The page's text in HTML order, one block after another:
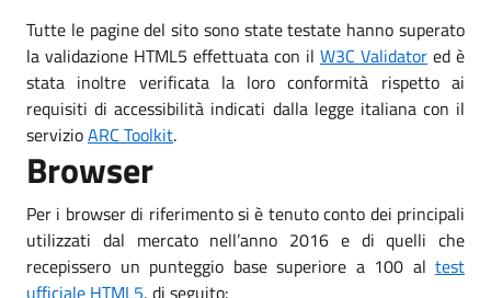
Tutte le pagine del sito sono state testate hanno superato
la validazione HTML5 effettuata con il W3C Validator ed è
stata inoltre verificata la loro conformità rispetto ai
requisiti di accessibilità indicati dalla legge italiana con il
servizioARC Toolkit.
Browser
Per i browser di riferimento si è tenuto conto dei principali
utilizzati dal mercato nell’anno 2016 e di quelli che
recepissero un punteggio base superiore a 100 al test
ufficiale HTML5, di seguito: